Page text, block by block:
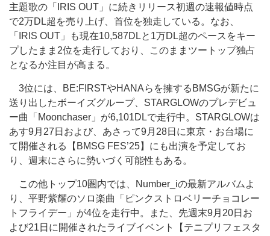
主題歌の「IRIS OUT」に続きリリース初週の速報値時点
で2万DL超を売り上げ、首位を独走している。なお、
「IRIS OUT」も現在10,587DLと1万DL超のペースをキー
プしたまま2位を走行しており、このままツートップ独占
となるか注目が高まる。
3位には、BE:FIRSTやHANAらを擁するBMSGが新たに
送り出したボーイズグループ、STARGLOWのプレデビュ
ー曲「Moonchaser」が6,101DLで走行中。STARGLOWは
あす9月27日および、あさって9月28日に東京・お台場に
て開催される【BMSG FES’25】にも出演を予定してお
り、週末にさらに勢いづく可能性もある。
この他トップ10圏内では、Number_iの最新アルバムよ
り、平野紫耀のソロ楽曲「ピンクストロベリーチョコレー
トフライデー」が4位を走行中。また、先週末9月20日お
よび21日に開催されたライブイベント【テニプリフェスタ